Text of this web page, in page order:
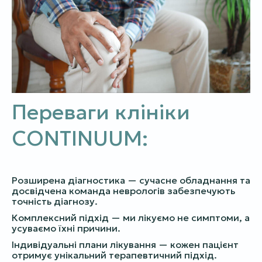
Переваги клініки
CONTINUUM:
Розширена діагностика — сучасне обладнання та
досвідчена команда неврологів забезпечують
точність діагнозу.
Комплексний підхід — ми лікуємо не симптоми, а
усуваємо їхні причини.
Індивідуальні плани лікування — кожен пацієнт
отримує унікальний терапевтичний підхід.